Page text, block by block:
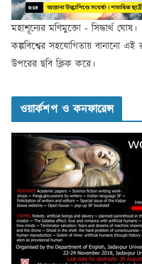
মহাশূন্যের মণিমুক্তো - সিদ্ধার্থ ঘোষ।
কল্পবিশ্বের সহযোগিতায় বানানো এই
উপরের ছবি ক্লিক করে।
ওয়ার্কশপ ও কনফারেন্স